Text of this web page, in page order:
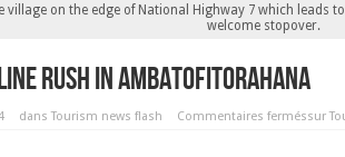
village on the edge of National Highway 7 which leads
welcome stopover.
rush in Ambatofitorahana
dansTourism news flash Commentaires ferméssur